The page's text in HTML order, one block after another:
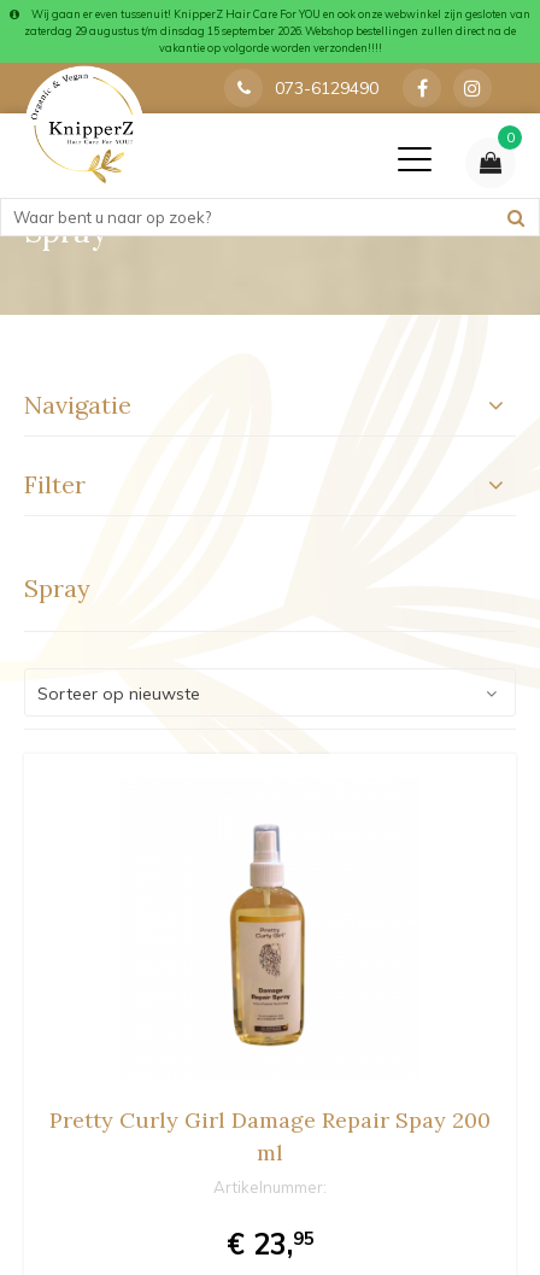
Wij gaan er even tussenuit! KnipperZ Hair Care For YOU en ook onze webwinkel zijn gesloten van
zaterdag 29 augustus t/m dinsdag 15 september 2026. Webshop bestellingen zullen direct na de
vakantie op volgorde worden verzonden!!!!
073-6129490
0
Spray
Navigatie
Filter
Spray
Pretty Curly Girl Damage Repair Spay 200
ml
Artikelnummer:
€ 23,95